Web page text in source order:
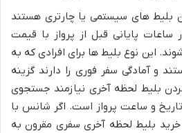
بلیط های سیستمی یا چارتری هستند
پایانی قبل از پرواز با قیمت
این نوع بلیط ها برای افرادی که به
و آمادگی سفر فوری را دارند گزینه
بلیط لحظه آخری نیازمند جستجوی
و ساعت پرواز است. اگر شانس با
خرید بلیط لحظه آخری سفری مقرون به